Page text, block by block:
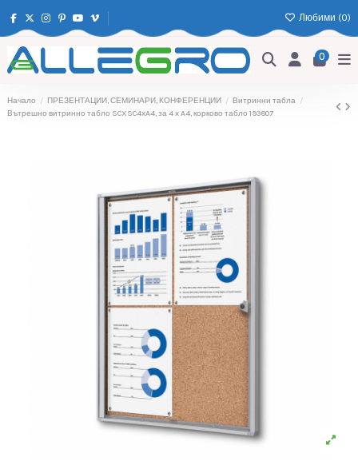
Любими (0)
0
Начало ПРЕЗЕНТАЦИИ, СЕМИНАРИ, КОНФЕРЕНЦИИ
Витринни табла
Вътрешно витринно табло SCXSC4xA4, за 4 x A4, корково табло 193807